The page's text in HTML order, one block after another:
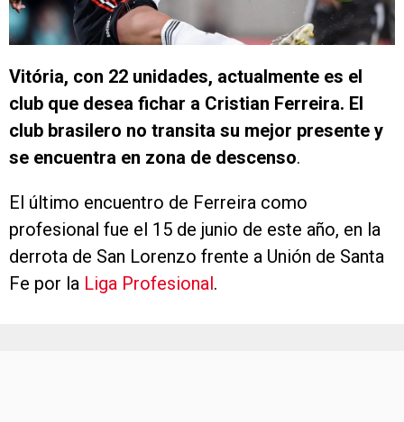
Vitória, con 22 unidades, actualmente es el
club que desea fichar a Cristian Ferreira. El
club brasilero no transita su mejor presente y
se encuentra en zona de descenso.
El último encuentro de Ferreira como
profesional fue el 15 de junio de este año, en la
derrota de San Lorenzo frente a Unión de Santa
Fe por la Liga Profesional.